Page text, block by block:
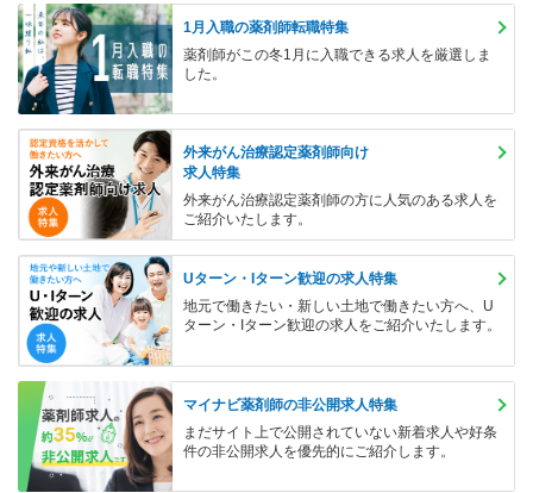
1月入職の薬剤師転職特集
薬剤師がこの冬1月に入職できる求人を厳選しま
した。
外来がん治療認定薬剤師向け
求人特集
外来がん治療認定薬剤師の方に人気のある求人を
ご紹介いたします。
Uターン・Iターン歓迎の求人特集
地元で働きたい・新しい土地で働きたい方へ、U
ターン・Iターン歓迎の求人をご紹介いたします。
マイナビ薬剤師の非公開求人特集
まだサイト上で公開されていない新着求人や好条
件の非公開求人を優先的にご紹介します。